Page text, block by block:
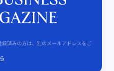
録済みの方は、別のメールアドレスをご